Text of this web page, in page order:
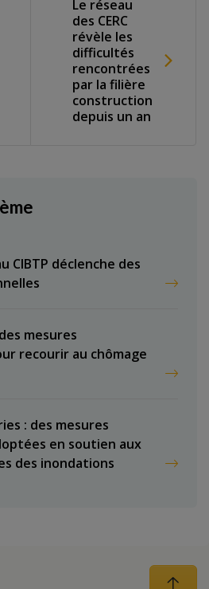
Le réseau
des CERC
révèle les
difficultés
rencontrées
par la filière
construction
depuis un an
CIBTP déclenche des
mesures
recourir au chômage
: des mesures
en soutien aux
des inondations